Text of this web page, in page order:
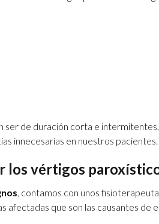
ser de duración corta e
innecesarias en nuestros pacientes.
los vértigos
, contamos con unos
afectadas que son las causantes de